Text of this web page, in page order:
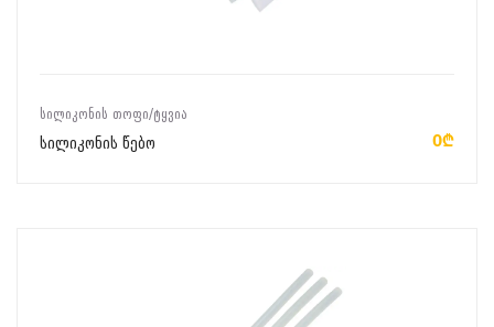
ᲡᲘᲚᲘᲙᲝᲜᲘᲡ ᲗᲝᲤᲘ/ᲢᲧᲕᲘᲐ
სილიკონის წებო 0₾